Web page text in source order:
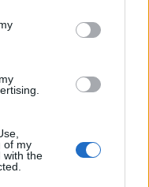
in below Google
of my
with the